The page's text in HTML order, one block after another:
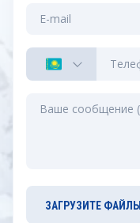
ЗАГРУЗИТЕ ФАЙЛЫ